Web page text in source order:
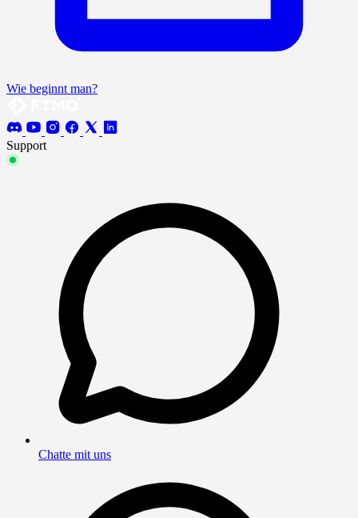
Wie beginnt man?
Support
Chatte mit uns